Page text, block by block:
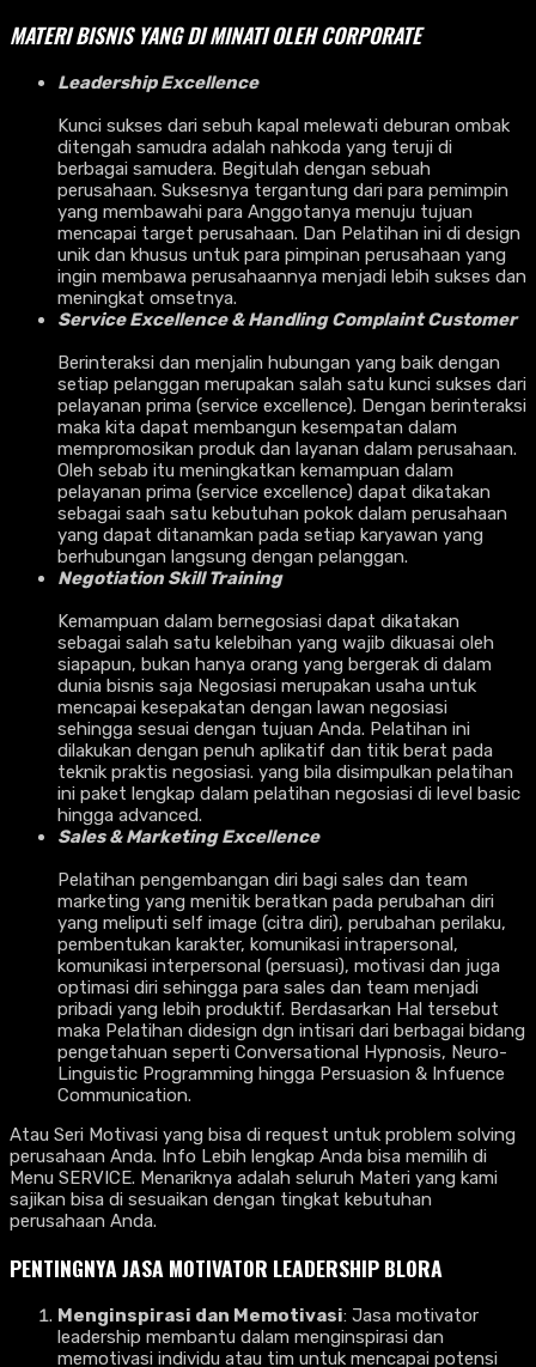
MATERI BISNIS YANG DI MINATI OLEH CORPORATE
Leadership Excellence
Kunci sukses dari sebuh kapal melewati deburan ombak
ditengah samudra adalah nahkoda yang teruji di
berbagai samudera. Begitulah dengan sebuah
perusahaan. Suksesnya tergantung dari para pemimpin
yang membawahi para Anggotanya menuju tujuan
mencapai target perusahaan. Dan Pelatihan ini di design
unik dan khusus untuk para pimpinan perusahaan yang
ingin membawa perusahaannya menjadi lebih sukses dan
meningkat omsetnya.
Service Excellence & Handling Complaint Customer
Berinteraksi dan menjalin hubungan yang baik dengan
setiap pelanggan merupakan salah satu kunci sukses dari
pelayanan prima (service excellence). Dengan berinteraksi
maka kita dapat membangun kesempatan dalam
mempromosikan produk dan layanan dalam perusahaan.
Oleh sebab itu meningkatkan kemampuan dalam
pelayanan prima (service excellence) dapat dikatakan
sebagai saah satu kebutuhan pokok dalam perusahaan
yang dapat ditanamkan pada setiap karyawan yang
berhubungan langsung dengan pelanggan.
Negotiation Skill Training
Kemampuan dalam bernegosiasi dapat dikatakan
sebagai salah satu kelebihan yang wajib dikuasai oleh
siapapun, bukan hanya orang yang bergerak di dalam
dunia bisnis saja Negosiasi merupakan usaha untuk
mencapai kesepakatan dengan lawan negosiasi
sehingga sesuai dengan tujuan Anda. Pelatihan ini
dilakukan dengan penuh aplikatif dan titik berat pada
teknik praktis negosiasi. yang bila disimpulkan pelatihan
ini paket lengkap dalam pelatihan negosiasi di level basic
hingga advanced.
Sales & Marketing Excellence
Pelatihan pengembangan diri bagi sales dan team
marketing yang menitik beratkan pada perubahan diri
yang meliputi self image (citra diri), perubahan perilaku,
pembentukan karakter, komunikasi intrapersonal,
komunikasi interpersonal (persuasi), motivasi dan juga
optimasi diri sehingga para sales dan team menjadi
pribadi yang lebih produktif. Berdasarkan Hal tersebut
maka Pelatihan didesign dgn intisari dari berbagai bidang
pengetahuan seperti Conversational Hypnosis, Neuro-
Linguistic Programming hingga Persuasion & Infuence
Communication.
Atau Seri Motivasi yang bisa di request untuk problem solving
perusahaan Anda. Info Lebih lengkap Anda bisa memilih di
Menu SERVICE. Menariknya adalah seluruh Materi yang kami
sajikan bisa di sesuaikan dengan tingkat kebutuhan
perusahaan Anda.
PENTINGNYAJASA MOTIVATOR LEADERSHIP BLORA
Menginspirasi dan Memotivasi: Jasa motivator
leadership membantu dalam menginspirasi dan
memotivasi individu atau tim untuk mencapai potensi